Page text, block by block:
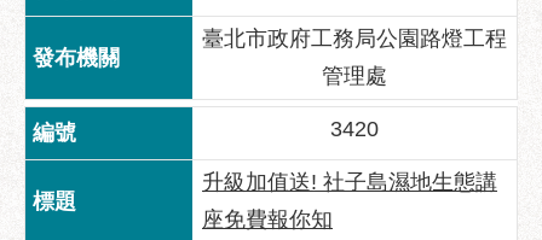
臺北市政府工務局公園路燈工程
管理處
3420
升級加值送! 社子島濕地生態講
座免費報你知